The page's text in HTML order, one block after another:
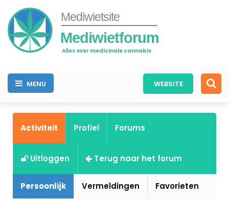
Mediwietsite
Mediwietforum
Alles over medicinale cannabis
MENU WEBSITE
Activiteit Profiel Forums
Uitloggen Terug naar het forum
Persoonlijk Vermeldingen
Favorieten